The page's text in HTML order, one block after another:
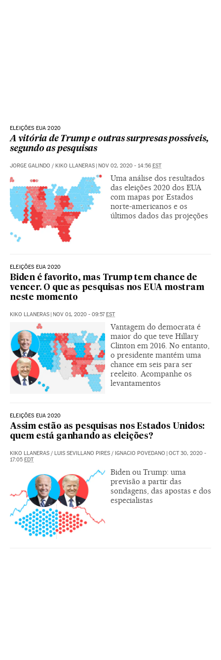
ELEIÇÕES EUA 2020
A vitória de Trump e outras surpresas possíveis,
segundo as pesquisas
JORGE GALINDO / KIKO LLANERAS | NOV 02, 2020 - 14:56 EST
Uma análise dos resultados
das eleições 2020 dos EUA
com mapas por Estados
norte-americanos e os
últimos dados das projeções
ELEIÇÕES EUA 2020
Biden é favorito, mas Trump tem chance de
vencer. O que as pesquisas nos EUA mostram
neste momento
KIKO LLANERAS | NOV 01, 2020 - 09:57EST
Vantagem do democrata é
maior do que teve Hillary
Clinton em 2016. No entanto,
o presidente mantém uma
chance em seis para ser
reeleito. Acompanhe os
levantamentos
ELEIÇÕES EUA 2020
Assim estão as pesquisas nos Estados Unidos:
quem está ganhando as eleições?
KIKO LLANERAS / LUIS SEVILLANO PIRES / IGNACIO POVEDANO | OCT 30, 2020 -
17:05 EDT
Biden ou Trump: uma
previsão a partir das
sondagens, das apostas e dos
especialistas